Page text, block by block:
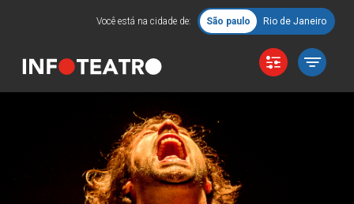
Você está na cidade de: São paulo Rio de Janeiro